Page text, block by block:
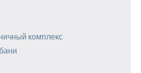
комплекс